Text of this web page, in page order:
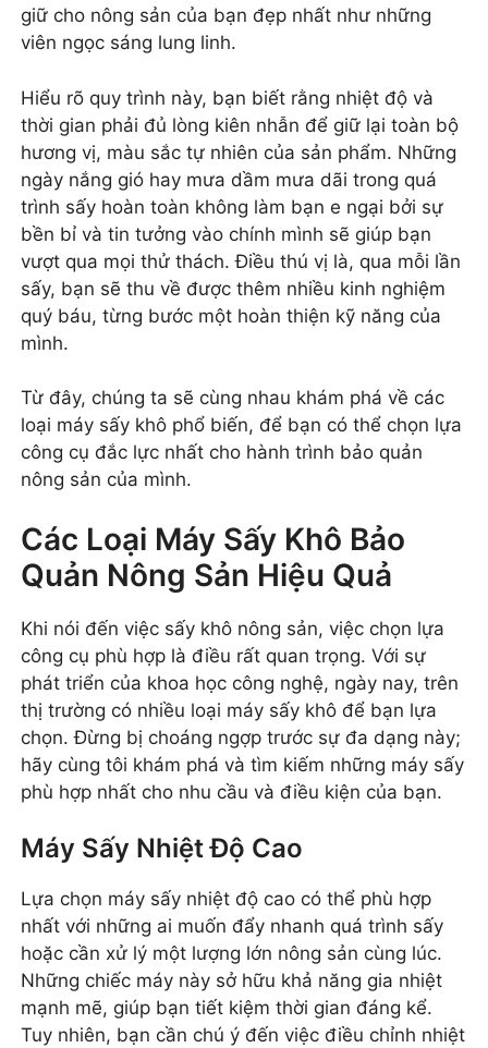
giữ cho nông sản của bạn đẹp nhất như những
viên ngọc sáng lung linh.
Hiểu rõ quy trình này, bạn biết rằng nhiệt độ và
thời gian phải đủ lòng kiên nhẫn để giữ lại toàn bộ
hương vị, màu sắc tự nhiên của sản phẩm. Những
ngày nắng gió hay mưa dầm mưa dãi trong quá
trình sấy hoàn toàn không làm bạn e ngại bởi sự
bền bỉ và tin tưởng vào chính mình sẽ giúp bạn
vượt qua mọi thử thách. Điều thú vị là, qua mỗi lần
sấy, bạn sẽ thu về được thêm nhiều kinh nghiệm
quý báu, từng bước một hoàn thiện kỹ năng của
mình.
Từ đây, chúng ta sẽ cùng nhau khám phá về các
loại máy sấy khô phổ biến, để bạn có thể chọn lựa
công cụ đắc lực nhất cho hành trình bảo quản
nông sản của mình.
Các Loại Máy Sấy Khô Bảo
Quản Nông Sản Hiệu Quả
Khi nói đến việc sấy khô nông sản, việc chọn lựa
công cụ phù hợp là điều rất quan trọng. Với sự
phát triển của khoa học công nghệ, ngày nay, trên
thị trường có nhiều loại máy sấy khô để bạn lựa
chọn. Đừng bị choáng ngợp trước sự đa dạng này;
hãy cùng tôi khám phá và tìm kiếm những máy sấy
phù hợp nhất cho nhu cầu và điều kiện của bạn.
Máy Sấy Nhiệt Độ Cao
Lựa chọn máy sấy nhiệt độ cao có thể phù hợp
nhất với những ai muốn đẩy nhanh quá trình sấy
hoặc cần xử lý một lượng lớn nông sản cùng lúc.
Những chiếc máy này sở hữu khả năng gia nhiệt
mạnh mẽ, giúp bạn tiết kiệm thời gian đáng kể.
Tuy nhiên, bạn cần chú ý đến việc điều chỉnh nhiệt